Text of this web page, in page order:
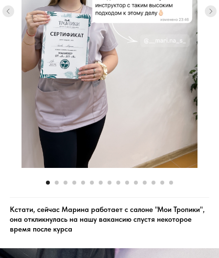
Кстати, сейчас Марина работает с салоне "Мои Тропики",
она откликнулась на нашу вакансию спустя некоторое
время после курса